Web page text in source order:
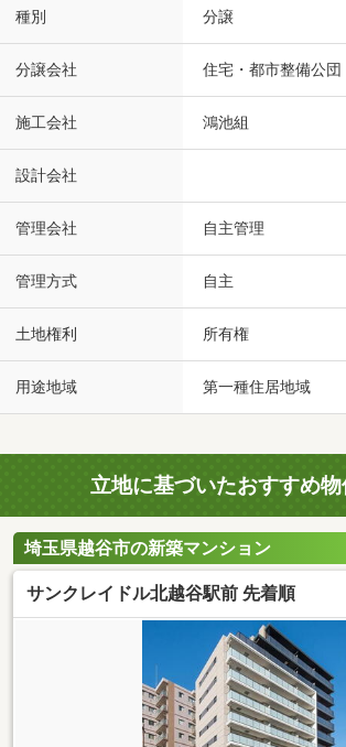
種別 分譲
分譲会社 住宅・都市整備公団
施工会社 鴻池組
設計会社
管理会社 自主管理
管理方式 自主
土地権利 所有権
用途地域 第一種住居地域
立地に基づいたおすすめ
埼玉県越谷市の新築マンション
サンクレイドル北越谷駅前 先着順